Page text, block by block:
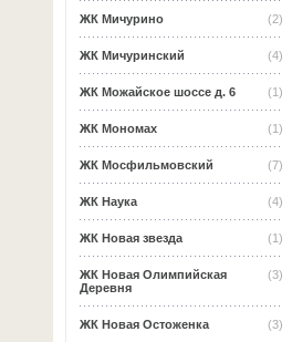
(2)
ЖК Мичурино
(4)
ЖК Мичуринский
(1)
ЖК Можайское шоссе д. 6
(1)
ЖК Мономах
(7)
ЖК Мосфильмовский
(4)
ЖК Наука
(1)
ЖК Новая звезда
(3)
ЖК Новая Олимпийская
Деревня
(3)
ЖК Новая Остоженка